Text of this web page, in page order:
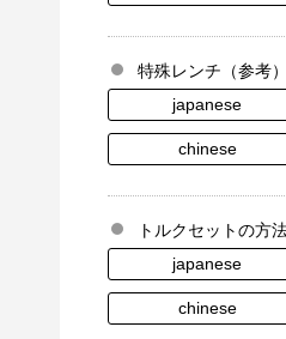
特殊レンチ（参考）
japanese
chinese
トルクセットの方
japanese
chinese